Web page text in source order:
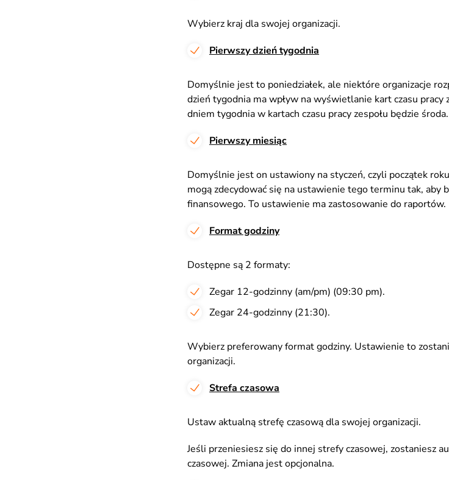
Wybierz kraj dla swojej organizacji.
Pierwszy dzień tygodnia
Domyślnie jest to poniedziałek, ale niektóre organizacje
dzień tygodnia ma wpływ na wyświetlanie kart czasu pracy
dniem tygodnia w kartach czasu pracy zespołu będzie środa.
Pierwszy miesiąc
Domyślnie jest on ustawiony na styczeń, czyli początek
mogą zdecydować się na ustawienie tego terminu tak, aby
finansowego. To ustawienie ma zastosowanie do raportów.
Format godziny
Dostępne są 2 formaty:
Zegar 12-godzinny (am/pm) (09:30 pm).
Zegar 24-godzinny (21:30).
Wybierz preferowany format godziny. Ustawienie to
organizacji.
Strefa czasowa
Ustaw aktualną strefę czasową dla swojej organizacji.
Jeśli przeniesiesz się do innej strefy czasowej, zostaniesz
czasowej. Zmiana jest opcjonalna.